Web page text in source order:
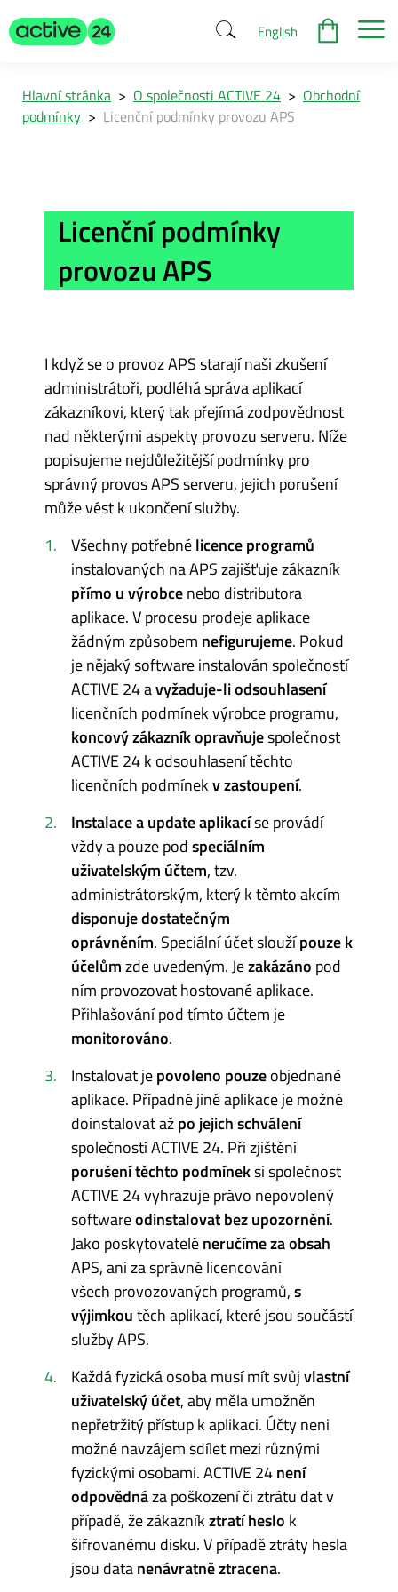
English
Hlavní stránka > O společnosti ACTIVE 24 > Obchodní
podmínky > Licenční podmínky provozu APS
Licenční podmínky
provozu APS
I když se o provoz APS starají naši zkušení
administrátoři, podléhá správa aplikací
zákazníkovi, který tak přejímá zodpovědnost
nad některými aspekty provozu serveru. Níže
popisujeme nejdůležitější podmínky pro
správný provos APS serveru, jejich porušení
může vést k ukončení služby.
Všechny potřebnélicence programů
instalovaných na APS zajišťuje zákazník
přímo u výrobcenebo distributora
aplikace. V procesu prodeje aplikace
žádným způsobem nefigurujeme. Pokud
je nějaký software instalován společností
ACTIVE 24 avyžaduje-li odsouhlasení
licenčních podmínek výrobce programu,
koncový zákazník opravňujespolečnost
ACTIVE 24 k odsouhlasení těchto
licenčních podmínekv zastoupení.
Instalace a update aplikacíse provádí
vždy a pouze podspeciálním
uživatelským účtem, tzv.
administrátorským, který k těmto akcím
disponuje dostatečným
oprávněním. Speciální účet sloužípouze k
účelůmzde uvedeným. Jezakázáno pod
ním provozovat hostované aplikace.
Přihlašování pod tímto účtem je
monitorováno.
Instalovat jepovoleno pouzeobjednané
aplikace. Případné jiné aplikace je možné
doinstalovat ažpo jejich schválení
společností ACTIVE 24. Při zjištění
porušení těchto podmíneksi společnost
ACTIVE 24 vyhrazuje právo nepovolený
softwareodinstalovat bez upozornění.
Jako poskytovateléneručíme za obsah
APS, ani za správné licencování
všech provozovaných programů,s
výjimkoutěch aplikací, které jsou součástí
služby APS.
Každá fyzická osoba musí mít svůjvlastní
uživatelský účet, aby měla umožněn
nepřetržitý přístup k aplikaci. Účty neni
možné navzájem sdílet mezi různými
fyzickými osobami. ACTIVE 24není
odpovědnáza poškození či ztrátu dat v
případě, že zákazníkztratí heslo k
šifrovanému disku. V případě ztráty hesla
jsou datanenávratně ztracena.